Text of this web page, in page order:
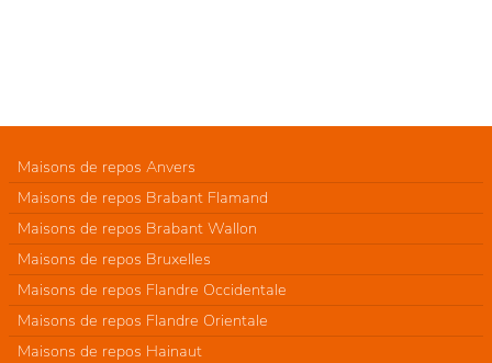
Maisons de repos Anvers
Maisons de repos Brabant Flamand
Maisons de repos Brabant Wallon
Maisons de repos Bruxelles
Maisons de repos Flandre Occidentale
Maisons de repos Flandre Orientale
Maisons de repos Hainaut